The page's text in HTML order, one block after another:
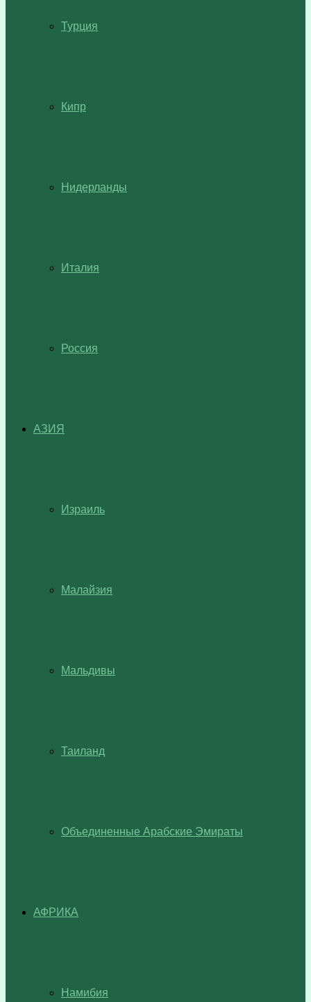
Турция
Кипр
Нидерланды
Италия
Россия
АЗИЯ
Израиль
Малайзия
Мальдивы
Таиланд
Объединенные Арабские Эмираты
АФРИКА
Намибия